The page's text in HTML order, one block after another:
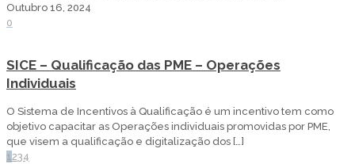
Outubro 16, 2024
0
SICE – Qualificação das PME – Operações
Individuais
O Sistema de Incentivos à Qualificação é um incentivo tem como
objetivo capacitar as Operações individuais promovidas por PME,
que visem a qualificação e digitalização dos […]
1 234